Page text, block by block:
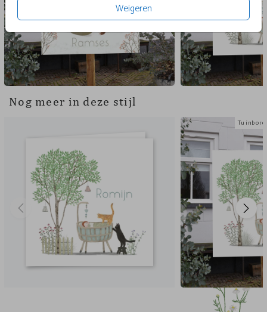
Weigeren
Nog meer in deze stijl